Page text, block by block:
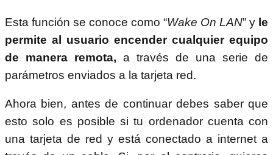
Esta función se conoce como “Wake On LAN” y le
permite al usuario encender cualquier equipo
de manera remota, a través de una serie de
parámetros enviados a la tarjeta red.
Ahora bien, antes de continuar debes saber que
esto solo es posible si tu ordenador cuenta con
una tarjeta de red y está conectado a internet a